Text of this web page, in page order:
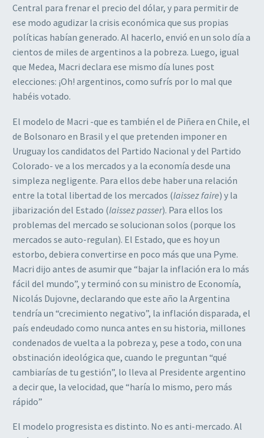
Central para frenar el precio del dólar, y para permitir de
ese modo agudizar la crisis económica que sus propias
políticas habían generado. Al hacerlo, envió en un solo día a
cientos de miles de argentinos a la pobreza. Luego, igual
que Medea, Macri declara ese mismo día lunes post
elecciones: ¡Oh! argentinos, como sufrís por lo mal que
habéis votado.
El modelo de Macri -que es también el de Piñera en Chile, el
de Bolsonaro en Brasil y el que pretenden imponer en
Uruguay los candidatos del Partido Nacional y del Partido
Colorado- ve a los mercados y a la economía desde una
simpleza negligente. Para ellos debe haber una relación
entre la total libertad de los mercados (laissez faire) y la
jibarización del Estado (laissez passer). Para ellos los
problemas del mercado se solucionan solos (porque los
mercados se auto-regulan). El Estado, que es hoy un
estorbo, debiera convertirse en poco más que una Pyme.
Macri dijo antes de asumir que “bajar la inflación era lo más
fácil del mundo”, y terminó con su ministro de Economía,
Nicolás Dujovne, declarando que este año la Argentina
tendría un “crecimiento negativo”, la inflación disparada, el
país endeudado como nunca antes en su historia, millones
condenados de vuelta a la pobreza y, pese a todo, con una
obstinación ideológica que, cuando le preguntan “qué
cambiarías de tu gestión”, lo lleva al Presidente argentino
a decir que, la velocidad, que “haría lo mismo, pero más
rápido”
El modelo progresista es distinto. No es anti-mercado. Al